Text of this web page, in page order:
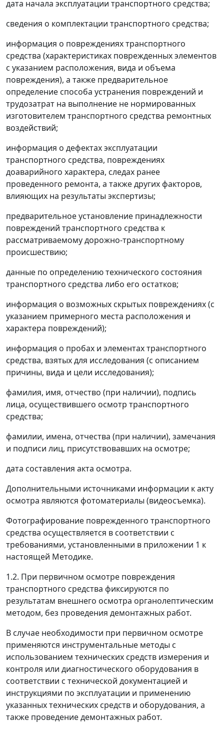
дата начала эксплуатации транспортного средства;
сведения о комплектации транспортного средства;
информация о повреждениях транспортного
средства (характеристиках поврежденных элементов
с указанием расположения, вида и объема
повреждения), а также предварительное
определение способа устранения повреждений и
трудозатрат на выполнение не нормированных
изготовителем транспортного средства ремонтных
воздействий;
информация о дефектах эксплуатации
транспортного средства, повреждениях
доаварийного характера, следах ранее
проведенного ремонта, а также других факторов,
влияющих на результаты экспертизы;
предварительное установление принадлежности
повреждений транспортного средства к
рассматриваемому дорожно-транспортному
происшествию;
данные по определению технического состояния
транспортного средства либо его остатков;
информация о возможных скрытых повреждениях (с
указанием примерного места расположения и
характера повреждений);
информация о пробах и элементах транспортного
средства, взятых для исследования (с описанием
причины, вида и цели исследования);
фамилия, имя, отчество (при наличии), подпись
лица, осуществившего осмотр транспортного
средства;
фамилии, имена, отчества (при наличии), замечания
и подписи лиц, присутствовавших на осмотре;
дата составления акта осмотра.
Дополнительными источниками информации к акту
осмотра являются фотоматериалы (видеосъемка).
Фотографирование поврежденного транспортного
средства осуществляется в соответствии с
требованиями, установленными в приложении 1 к
настоящей Методике.
1.2. При первичном осмотре повреждения
транспортного средства фиксируются по
результатам внешнего осмотра органолептическим
методом, без проведения демонтажных работ.
В случае необходимости при первичном осмотре
применяются инструментальные методы с
использованием технических средств измерения и
контроля или диагностического оборудования в
соответствии с технической документацией и
инструкциями по эксплуатации и применению
указанных технических средств и оборудования, а
также проведение демонтажных работ.